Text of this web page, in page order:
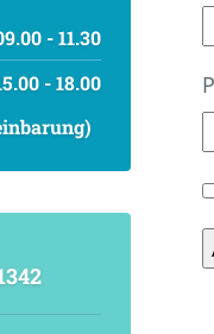
- 11.30
- 18.00